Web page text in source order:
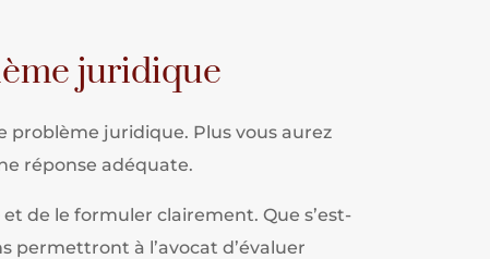
juridique
juridique. Plus vous aurez
réponse adéquate.
et de le formuler clairement. Que s’est-
permettront à l’avocat d’évaluer